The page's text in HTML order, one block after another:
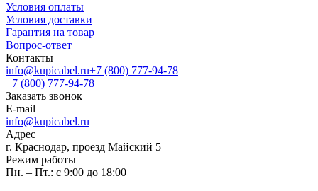
Условия оплаты
Условия доставки
Гарантия на товар
Вопрос-ответ
Контакты
info@kupicabel.ru+7 (800) 777-94-78
+7 (800) 777-94-78
Заказать звонок
E-mail
info@kupicabel.ru
Адрес
г. Краснодар, проезд Майский 5
Режим работы
Пн. – Пт.: с 9:00 до 18:00